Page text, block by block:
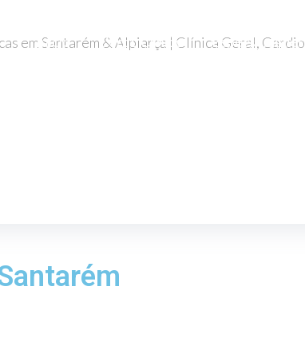
Início Corpo Clínico Especialidades